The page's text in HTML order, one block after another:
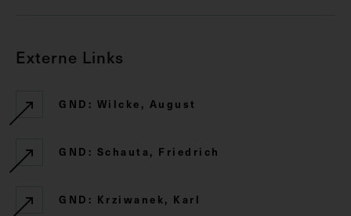
Externe Links
GND: Wilcke, August
GND: Schauta, Friedrich
GND: Krziwanek, Karl